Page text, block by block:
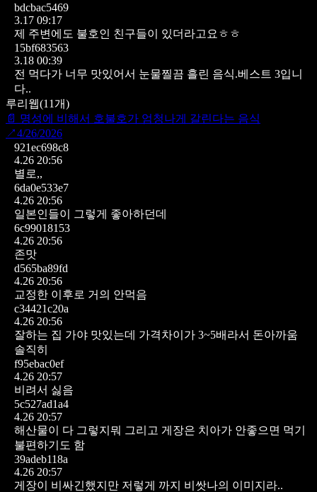
bdcbac5469
3.17 09:17
제 주변에도 불호인 친구들이 있더라고요ㅎㅎ
15bf683563
3.18 00:39
전 먹다가 너무 맛있어서 눈물찔끔 흘린 음식.베스트 3입니
다..
루리웹(11개)
📄 명성에 비해서 호불호가 엄청나게 갈린다는 음식
↗4/26/2026
921ec698c8
4.26 20:56
별로,,
6da0e533e7
4.26 20:56
일본인들이 그렇게 좋아하던데
6c99018153
4.26 20:56
존맛
d565ba89fd
4.26 20:56
교정한 이후로 거의 안먹음
c34421c20a
4.26 20:56
잘하는 집 가야 맛있는데 가격차이가 3~5배라서 돈아까움
솔직히
f95ebac0ef
4.26 20:57
비려서 싫음
5c527ad1a4
4.26 20:57
해산물이 다 그렇지뭐 그리고 게장은 치아가 안좋으면 먹기
불편하기도 함
39adeb118a
4.26 20:57
게장이 비싸긴했지만 저렇게 까지 비쌋나의 이미지라..